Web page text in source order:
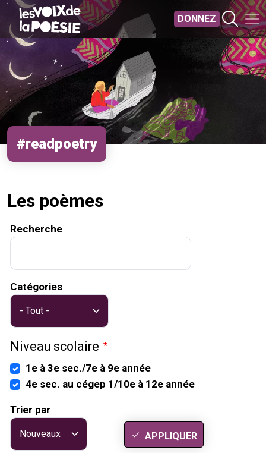
Aller au contenu principal
DONNEZ
#readpoetry
Les poèmes
Recherche
Catégories
Niveau scolaire
1e à 3e sec./7e à 9e année
4e sec. au cégep 1/10e à 12e année
Trier par
APPLIQUER